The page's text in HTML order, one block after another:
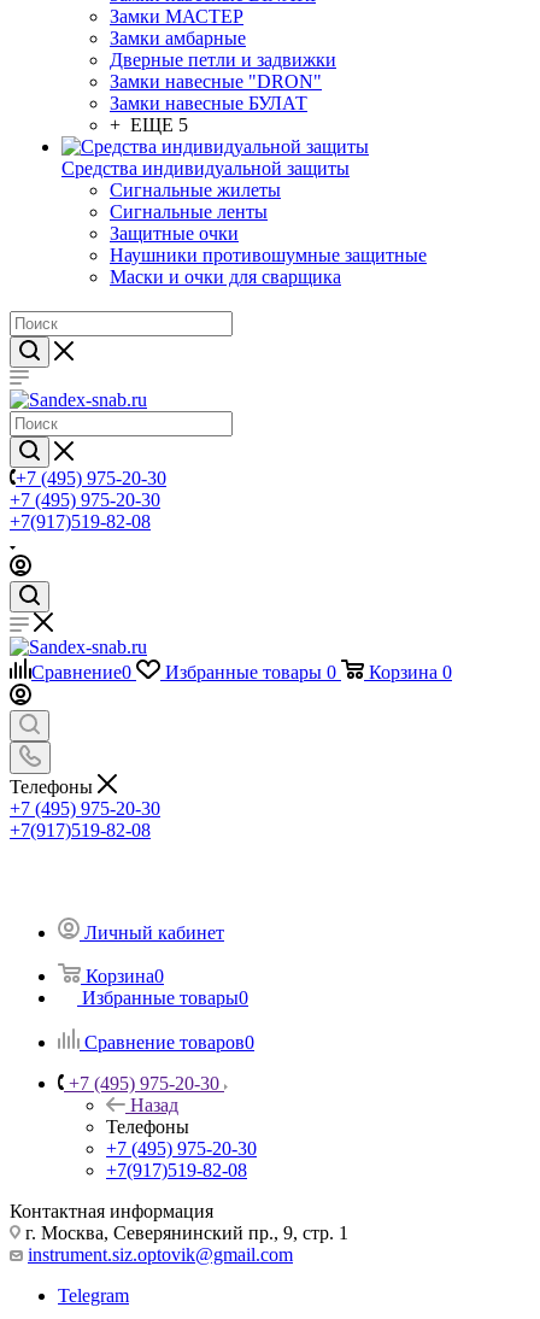
Замки МАСТЕР
Замки амбарные
Дверные петли и задвижки
Замки навесные "DRON"
Замки навесные БУЛАТ
+ ЕЩЕ 5
Средства индивидуальной защиты
Сигнальные жилеты
Сигнальные ленты
Защитные очки
Наушники противошумные защитные
Маски и очки для сварщика
+7 (495) 975-20-30
+7 (495) 975-20-30
+7(917)519-82-08
Сравнение0 Избранные товары 0 Корзина 0
Телефоны
+7 (495) 975-20-30
+7(917)519-82-08
Личный кабинет
Корзина0
Избранные товары0
Сравнение товаров0
+7 (495) 975-20-30
Назад
Телефоны
+7 (495) 975-20-30
+7(917)519-82-08
Контактная информация
г. Москва, Северянинский пр., 9, стр. 1
instrument.siz.optovik@gmail.com
Telegram